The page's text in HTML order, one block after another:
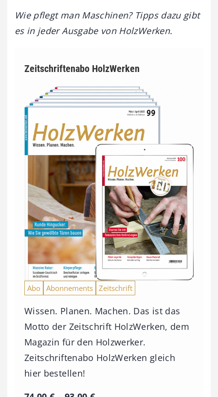
Wie pflegt man Maschinen? Tipps dazu gibt
es in jeder Ausgabe von HolzWerken.
Zeitschriftenabo HolzWerken
Abo Abonnements Zeitschrift
Wissen. Planen. Machen. Das ist das
Motto der Zeitschrift HolzWerken, dem
Magazin für den Holzwerker.
Zeitschriftenabo HolzWerken gleich
hier bestellen!